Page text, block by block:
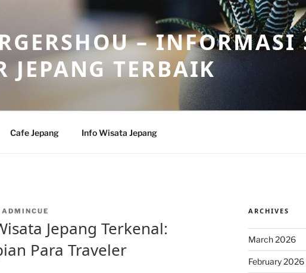
– INFORMASI
JEPANG TERBAIK
Cafe Jepang Info Wisata Jepang
ADMINCUE
Jepang Terkenal:
Para Traveler
ARCHIVES
March 2026
February 2026